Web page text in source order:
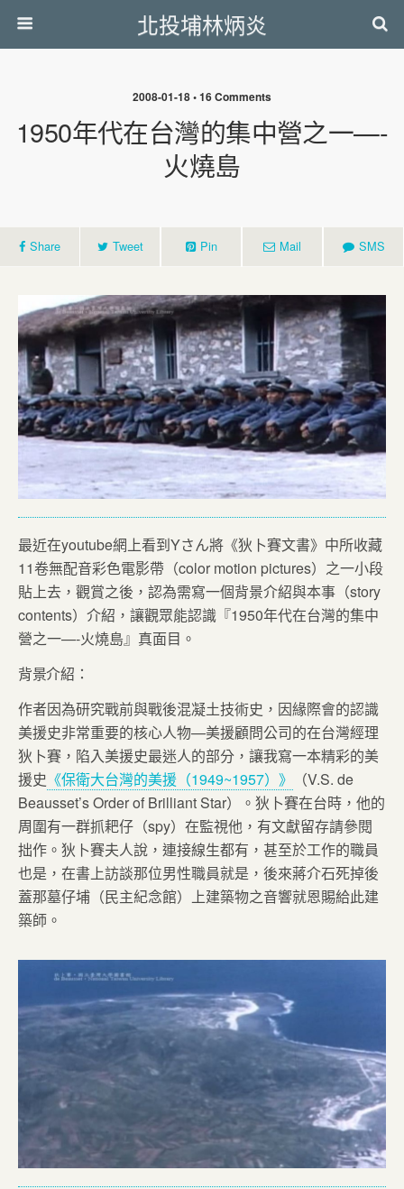
北投埔林炳炎
2008-01-18 • 16 Comments
1950年代在台灣的集中營之一—-
火燒島
Share Tweet Pin Mail SMS
最近在youtube網上看到Yさん將《狄卜賽文書》中所收藏
11卷無配音彩色電影帶（color motion pictures）之一小段
貼上去，觀賞之後，認為需寫一個背景介紹與本事（story
contents）介紹，讓觀眾能認識『1950年代在台灣的集中
營之一—-火燒島』真面目。
背景介紹：
作者因為研究戰前與戰後混凝土技術史，因緣際會的認識
美援史非常重要的核心人物—美援顧問公司的在台灣經理
狄卜賽，陷入美援史最迷人的部分，讓我寫一本精彩的美
援史 《保衛大台灣的美援（1949~1957）》
（V.S. de
Beausset’s Order of Brilliant Star）。狄卜賽在台時，他的
周圍有一群抓耙仔（spy）在監視他，有文獻留存請參閱
拙作。狄卜賽夫人說，連接線生都有，甚至於工作的職員
也是，在書上訪談那位男性職員就是，後來蔣介石死掉後
蓋那墓仔埔（民主紀念館）上建築物之音響就恩賜給此建
築師。